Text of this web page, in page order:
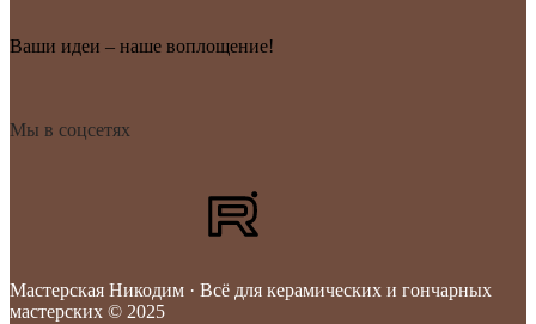
Ваши идеи – наше воплощение!
Мы в соцсетях
Мастерская Никодим · Всё для керамических и гончарных
мастерских © 2025